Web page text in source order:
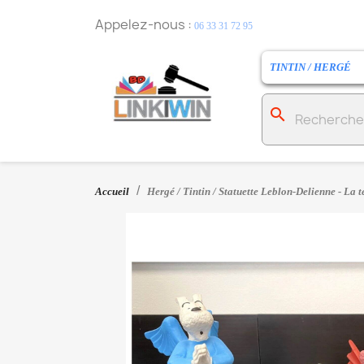
Appelez-nous : 06 33 31 72 95
TINTIN / HERGÉ
search
Accueil Hergé / Tintin / Statuette Leblon-Delienne - La